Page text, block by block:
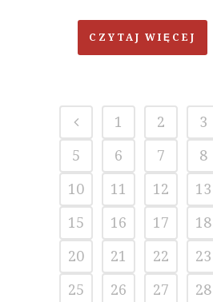
CZYTAJ WIĘCEJ
1 2 3
5
6 7 8
10
11 12 13
15
16 17 18
20
21 22 23
25
26 27 28